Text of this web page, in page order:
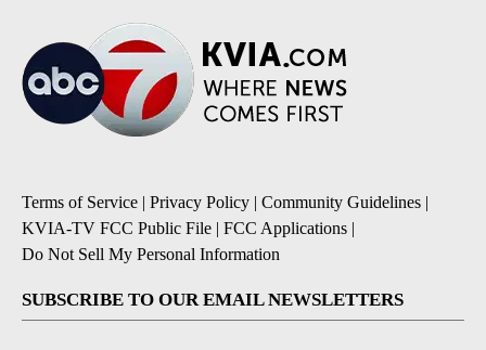
Terms of Service | Privacy Policy | Community Guidelines |
KVIA-TV FCC Public File | FCC Applications |
Do Not Sell My Personal Information
SUBSCRIBE TO OUR EMAIL NEWSLETTERS